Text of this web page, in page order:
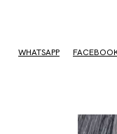
WHATSAPP